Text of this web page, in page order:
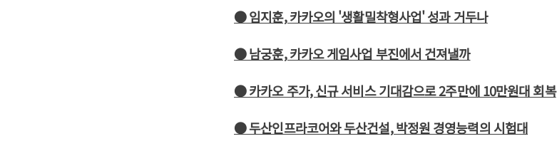
● 임지훈, 카카오의 '생활밀착형사업' 성과 거두나
● 남궁훈, 카카오 게임사업 부진에서 건져낼까
● 카카오 주가, 신규 서비스 기대감으로 2주만에 10만원대 회복
● 두산인프라코어와 두산건설, 박정원 경영능력의 시험대